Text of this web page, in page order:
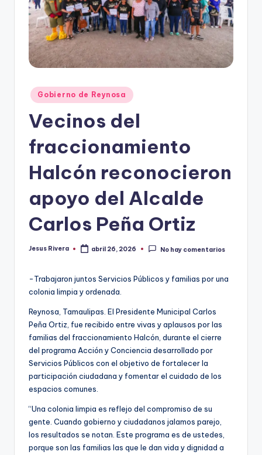
Publicado
en
Gobierno de Reynosa
Vecinos del
fraccionamiento
Halcón reconocieron
apoyo del Alcalde
Carlos Peña Ortiz
Publicado
Jesus Rivera abril 26, 2026 No hay comentarios
-Trabajaron juntos Servicios Públicos y familias por una
colonia limpia y ordenada.
Reynosa, Tamaulipas. El Presidente Municipal Carlos
Peña Ortiz, fue recibido entre vivas y aplausos por las
familias del fraccionamiento Halcón, durante el cierre
del programa Acción y Conciencia desarrollado por
Servicios Públicos con el objetivo de fortalecer la
participación ciudadana y fomentar el cuidado de los
espacios comunes.
“Una colonia limpia es reflejo del compromiso de su
gente. Cuando gobierno y ciudadanos jalamos parejo,
los resultados se notan. Este programa es de ustedes,
porque son las familias las que le dan vida y dignidad a